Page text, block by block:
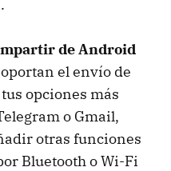
de Android
el envío de
opciones más
o Gmail,
otras funciones
Bluetooth o Wi-Fi